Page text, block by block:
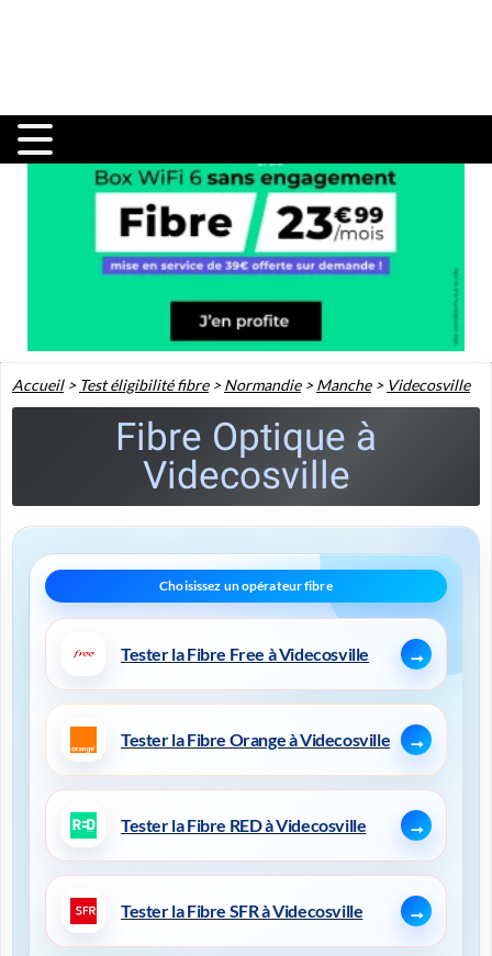
Accueil> Test éligibilité fibre>Normandie>Manche> Videcosville
Fibre Optique à
Videcosville
Tester la Fibre Free à Videcosville
Tester la Fibre Orange à Videcosville
Tester la Fibre RED à Videcosville
Tester la Fibre SFR à Videcosville